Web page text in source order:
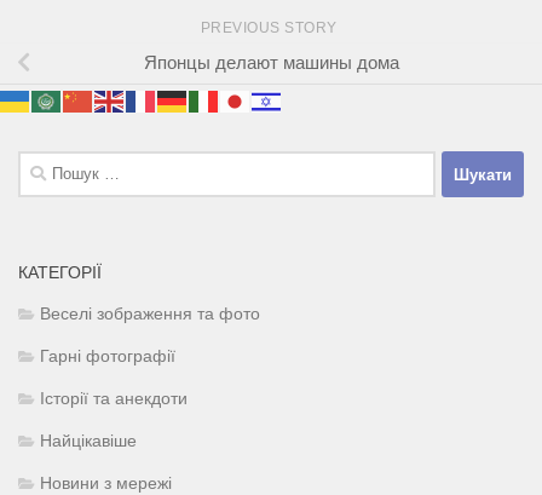
PREVIOUS STORY
Японцы делают машины дома
Пошук:
КАТЕГОРІЇ
Веселі зображення та фото
Гарні фотографії
Історії та анекдоти
Найцікавіше
Новини з мережі